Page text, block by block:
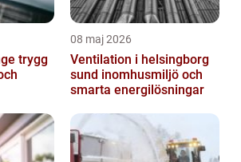
08 maj 2026
Ventilation i helsingborg
sund inomhusmiljö och
smarta energilösningar